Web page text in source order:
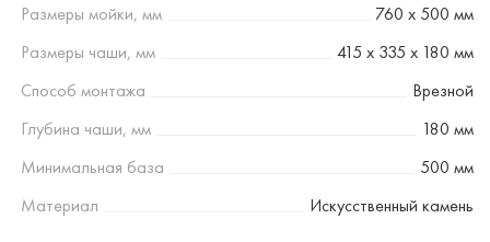
Размеры мойки, мм
760 х 500 мм
Размеры чаши, мм
415 х 335 х 180 мм
Способ монтажа
Врезной
Глубина чаши, мм
180 мм
Минимальная база
500 мм
Материал
Искусственный камень